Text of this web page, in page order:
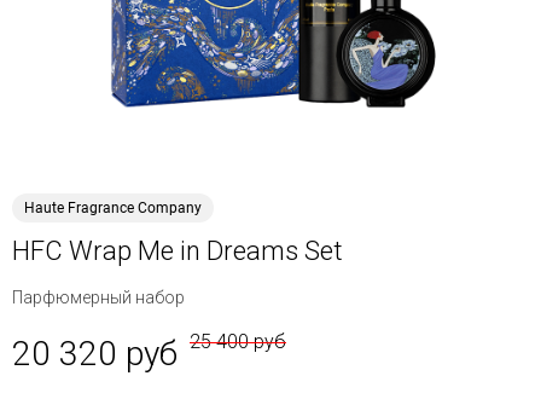
Haute Fragrance Company
HFC Wrap Me in Dreams Set
Парфюмерный набор
20 320 руб 25 400 руб